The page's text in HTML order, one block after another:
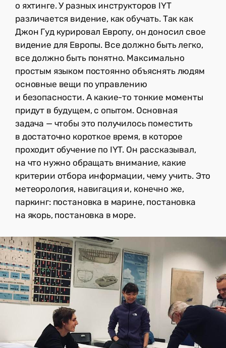
о яхтинге. У разных инструкторов IYT
различается видение, как обучать. Так как
Джон Гуд курировал Европу, он доносил свое
видение для Европы. Все должно быть легко,
все должно быть понятно. Максимально
простым языком постоянно объяснять людям
основные вещи по управлению
и безопасности. А какие-то тонкие моменты
придут в будущем, с опытом. Основная
задача — чтобы это получилось поместить
в достаточно короткое время, в которое
проходит обучение по IYT. Он рассказывал,
на что нужно обращать внимание, какие
критерии отбора информации, чему учить. Это
метеорология, навигация и, конечно же,
паркинг: постановка в марине, постановка
на якорь, постановка в море.